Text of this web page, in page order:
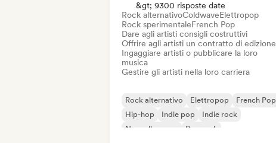
&gt; 9300 risposte date
Rock alternativoColdwaveElettropop
Rock sperimentaleFrench Pop
Dare agli artisti consigli costruttivi
Offrire agli artisti un contratto di edizione
Ingaggiare artisti o pubblicare la loro
musica
Gestire gli artisti nella loro carriera
Rock alternativo Elettropop
French Pop
Hip-hop
Indie pop
Indie rock
Nouvelle scene
Pop rock